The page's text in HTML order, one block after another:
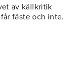
av källkritik
fäste och inte.